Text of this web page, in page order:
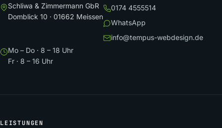
Schliwa & Zimmermann GbR
Domblick 10 · 01662 Meissen
0174 4555514
WhatsApp
info@tempus-webdesign.de
Mo – Do · 8 – 18 Uhr
Fr · 8 – 16 Uhr
LEISTUNGEN